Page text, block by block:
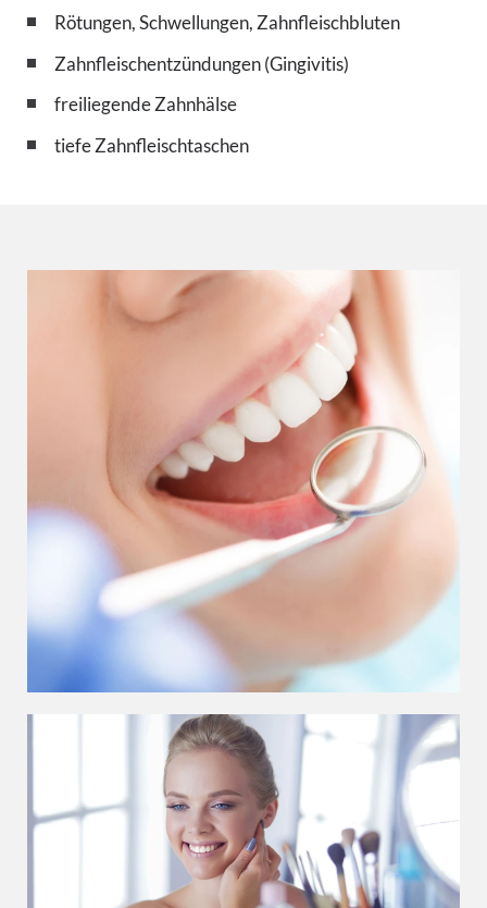
Rötungen, Schwellungen, Zahnfleischbluten
Zahnfleischentzündungen (Gingivitis)
freiliegende Zahnhälse
tiefe Zahnfleischtaschen